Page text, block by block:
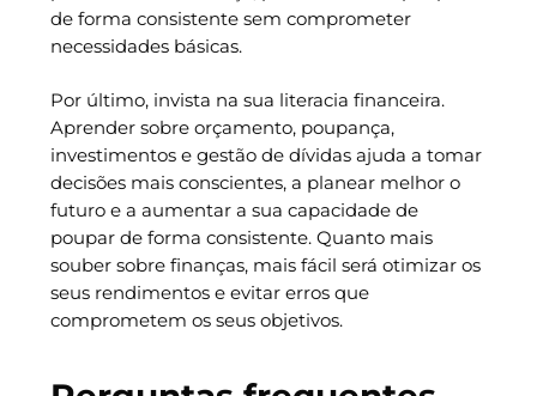
de forma consistente sem comprometer
necessidades básicas.
Por último, invista na sua literacia financeira.
Aprender sobre orçamento, poupança,
investimentos e gestão de dívidas ajuda a tomar
decisões mais conscientes, a planear melhor o
futuro e a aumentar a sua capacidade de
poupar de forma consistente. Quanto mais
souber sobre finanças, mais fácil será otimizar os
seus rendimentos e evitar erros que
comprometem os seus objetivos.